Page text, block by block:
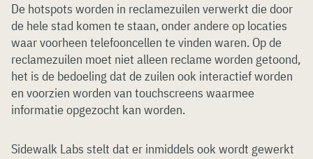
De hotspots worden in reclamezuilen verwerkt die door
de hele stad komen te staan, onder andere op locaties
waar voorheen telefooncellen te vinden waren. Op de
reclamezuilen moet niet alleen reclame worden getoond,
het is de bedoeling dat de zuilen ook interactief worden
en voorzien worden van touchscreens waarmee
informatie opgezocht kan worden.
Sidewalk Labs stelt dat er inmiddels ook wordt gewerkt